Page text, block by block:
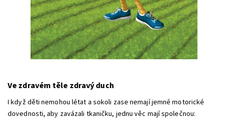
Ve zdravém těle zdravý duch
I když děti nemohou létat a sokoli zase nemají jemné motorické
dovednosti, aby zavázali tkaničku, jednu věc mají společnou: